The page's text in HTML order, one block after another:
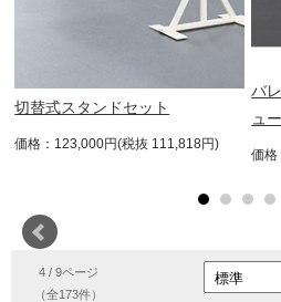
切替式スタンドセット
価格：123,000円(税抜 111,818円)
バ
ュ
価格
4 / 9ページ
（全173件）